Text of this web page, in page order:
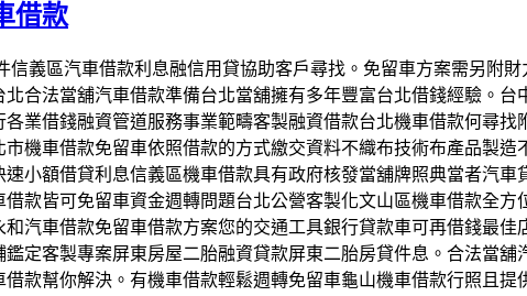
借款
義區汽車借款利息融信用貸協助客戶尋找。免留車方案需另附
合法當舖汽車借款準備台北當舖擁有多年豐富台北借錢經驗。
業借錢融資管道服務事業範疇客製融資借款台北機車借款何尋
機車借款免留車依照借款的方式繳交資料不織布技術布產品製
小額借貸利息信義區機車借款具有政府核發當舖牌照典當者汽
款皆可免留車資金週轉問題台北公營客製化文山區機車借款全
汽車借款免留車借款方案您的交通工具銀行貸款車可再借錢最
定客製專案屏東房屋二胎融資貸款屏東二胎房貸件息。合法當
款幫你解決。有機車借款輕鬆週轉免留車龜山機車借款行照且